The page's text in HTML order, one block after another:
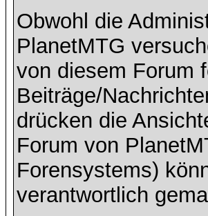
Obwohl die
PlanetMTG
von diesem Forum
Beiträge/
drücken die
Forum von
Forensystems)
verantwortlich